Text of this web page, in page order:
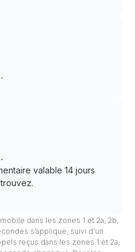
valable 14 jours
dans les zones 1 et 2a, 2b,
s’applique, suivi d’un
reçus dans les zones 1 et 2a,